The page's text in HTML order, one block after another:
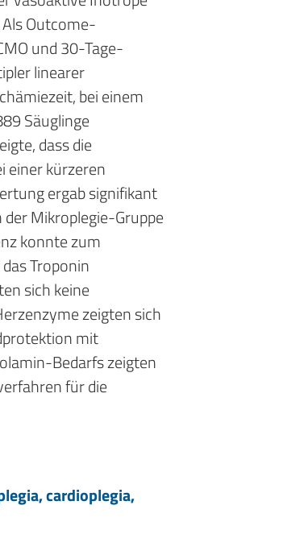
Outcome-
und 30-Tage-
linearer
bei einem
Säuglinge
dass die
einer kürzeren
ergab signifikant
Mikroplegie-Gruppe
konnte zum
Troponin
sich keine
zeigten sich
mit
Bedarfs zeigten
für die
cardioplegia,